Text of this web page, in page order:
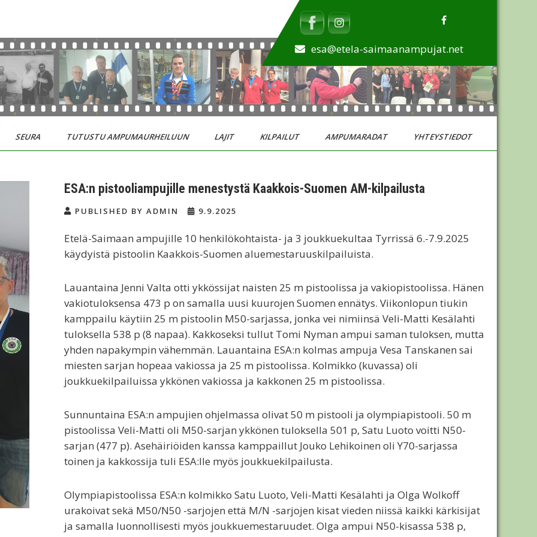
esa@etela-saimaanampujat.net
SEURA TUTUSTU AMPUMAURHEILUUN LAJIT KILPAILUT AMPUMARADAT YHTEYSTIEDOT
ESA:n pistooliampujille menestystä Kaakkois-Suomen AM-kilpailusta
PUBLISHED BY ADMIN 9.9.2025
Etelä-Saimaan ampujille 10 henkilökohtaista- ja 3 joukkuekultaa Tyrrissä 6.-7.9.2025
käydyistä pistoolin Kaakkois-Suomen aluemestaruuskilpailuista.
Lauantaina Jenni Valta otti ykkössijat naisten 25 m pistoolissa ja vakiopistoolissa. Hänen
vakiotuloksensa 473 p on samalla uusi kuurojen Suomen ennätys. Viikonlopun tiukin
kamppailu käytiin 25 m pistoolin M50-sarjassa, jonka vei nimiinsä Veli-Matti Kesälahti
tuloksella 538 p (8 napaa). Kakkoseksi tullut Tomi Nyman ampui saman tuloksen, mutta
yhden napakympin vähemmän. Lauantaina ESA:n kolmas ampuja Vesa Tanskanen sai
miesten sarjan hopeaa vakiossa ja 25 m pistoolissa. Kolmikko (kuvassa) oli
joukkuekilpailuissa ykkönen vakiossa ja kakkonen 25 m pistoolissa.
Sunnuntaina ESA:n ampujien ohjelmassa olivat 50 m pistooli ja olympiapistooli. 50 m
pistoolissa Veli-Matti oli M50-sarjan ykkönen tuloksella 501 p, Satu Luoto voitti N50-
sarjan (477 p). Asehäiriöiden kanssa kamppaillut Jouko Lehikoinen oli Y70-sarjassa
toinen ja kakkossija tuli ESA:lle myös joukkuekilpailusta.
Olympiapistoolissa ESA:n kolmikko Satu Luoto, Veli-Matti Kesälahti ja Olga Wolkoff
urakoivat sekä M50/N50 -sarjojen että M/N -sarjojen kisat vieden niissä kaikki kärkisijat
ja samalla luonnollisesti myös joukkuemestaruudet. Olga ampui N50-kisassa 538 p,